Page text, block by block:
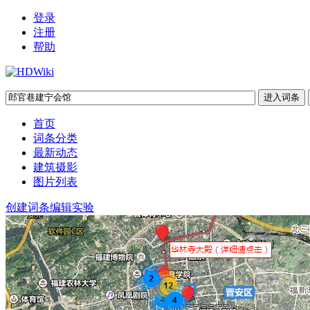
登录
注册
帮助
首页
词条分类
最新动态
建筑摄影
图片列表
创建词条编辑实验